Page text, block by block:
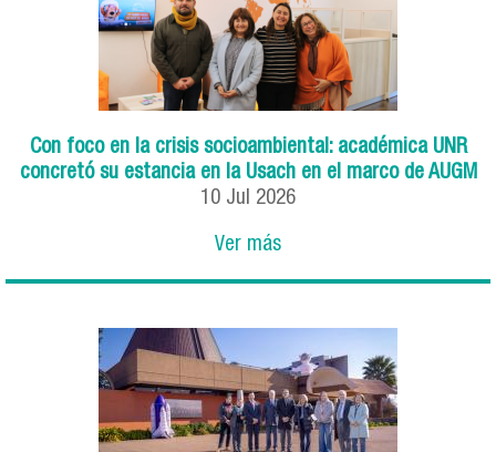
Con foco en la crisis socioambiental: académica UNR
concretó su estancia en la Usach en el marco de AUGM
10 Jul 2026
Ver más